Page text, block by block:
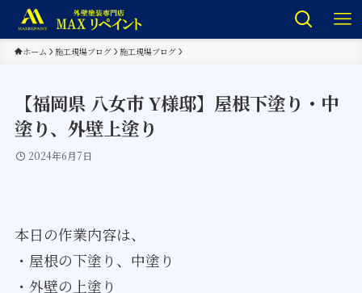
ホーム 施工現場ブログ 施工現場ブログ
【福岡県 八女市 Y様邸】屋根下塗り・中
塗り、外壁上塗り
2024年6月7日
本日の作業内容は、
・屋根の下塗り、中塗り
・外壁の上塗り